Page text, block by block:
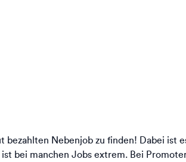
bezahlten Nebenjob zu finden! Dabei
bei manchen Jobs extrem. Bei